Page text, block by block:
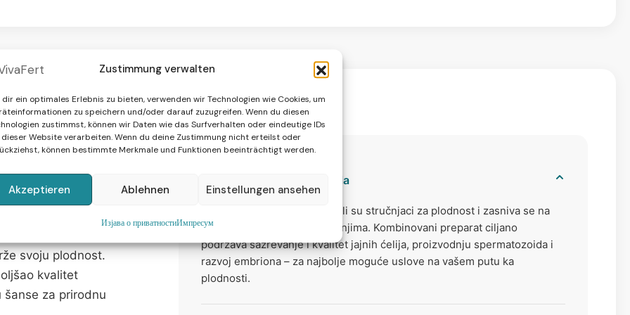
Zustimmung verwalten
dir ein optimales Erlebnis zu bieten, verwenden wir Technologien wie Cookies, um
zu speichern und/oder darauf zuzugreifen. Wenn du diesen
zustimmst, können wir Daten wie das Surfverhalten oder eindeutige IDs
dieser Website verarbeiten. Wenn du deine Zustimmung nicht erteilst oder
können bestimmte Merkmale und Funktionen beeinträchtigt werden.
Akzeptieren Ablehnen Einstellungen ansehen
Изјава о приватностиИмпресум
&
za parove koji
svoju plodnost.
kvalitet
šanse za prirodnu
Naučno zasnovana formula
VILAVIT Male & Female razvili su stručnjaci za plodnost i zasniva se na
najnovijim naučnim istraživanjima. Kombinovani preparat ciljano
podržava sazrevanje i kvalitet jajnih ćelija, proizvodnju spermatozoida i
razvoj embriona – za najbolje moguće uslove na vašem putu ka
plodnosti.